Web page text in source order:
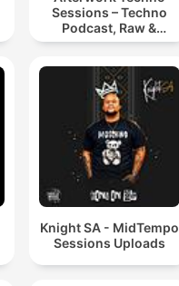
Sessions – Techno
Podcast, Raw &
Hypnotic Techno
Knight SA - MidTempo
Sessions Uploads